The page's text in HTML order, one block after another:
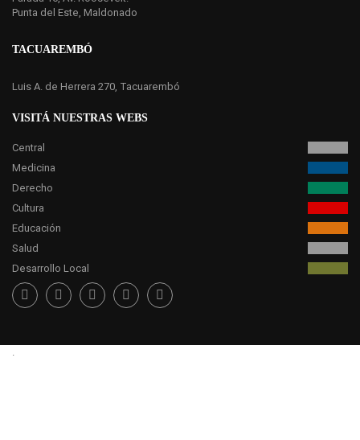
Punta del Este, Maldonado
TACUAREMBÓ
Luis A. de Herrera 270, Tacuarembó
VISITÁ NUESTRAS WEBS
Central
Medicina
Derecho
Cultura
Educación
Salud
Desarrollo Local
.